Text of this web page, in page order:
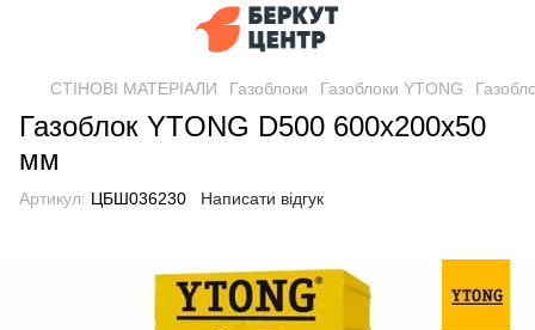
СТІНОВІ МАТЕРІАЛИ Газоблоки Газоблоки YTONG
Газоблок YTONG D500 600х200х50
мм
Артикул: ЦБШ036230 Написати відгук